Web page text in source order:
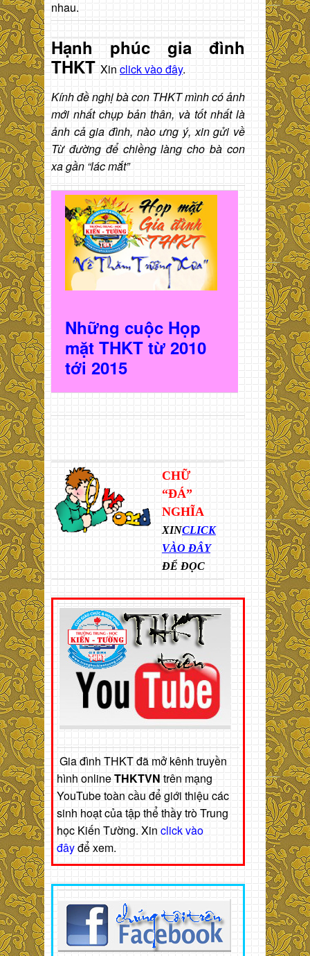
nhau.
Hạnh phúc gia đình
THKT Xin click vào đây.
Kính đề nghị bà con THKT mình có ảnh
mới nhất chụp bản thân, và tốt nhất là
ảnh cả gia đình, nào ưng ý, xin gửi về
Từ đường để chiềng làng cho bà con
xa gần “lác mắt”
Những cuộc Họp
mặt THKT từ 2010
tới 2015
CHỮ
“ĐÁ”
NGHĨA
XINCLICK
VÀO ĐÂY
ĐỂ ĐỌC
Gia đình THKT đã mở kênh truyền
hình onlineTHKTVN trên mạng
YouTube toàn cầu để giới thiệu các
sinh hoạt của tập thể thầy trò Trung
học Kiến Tường. Xin click vào
đâyđể xem.